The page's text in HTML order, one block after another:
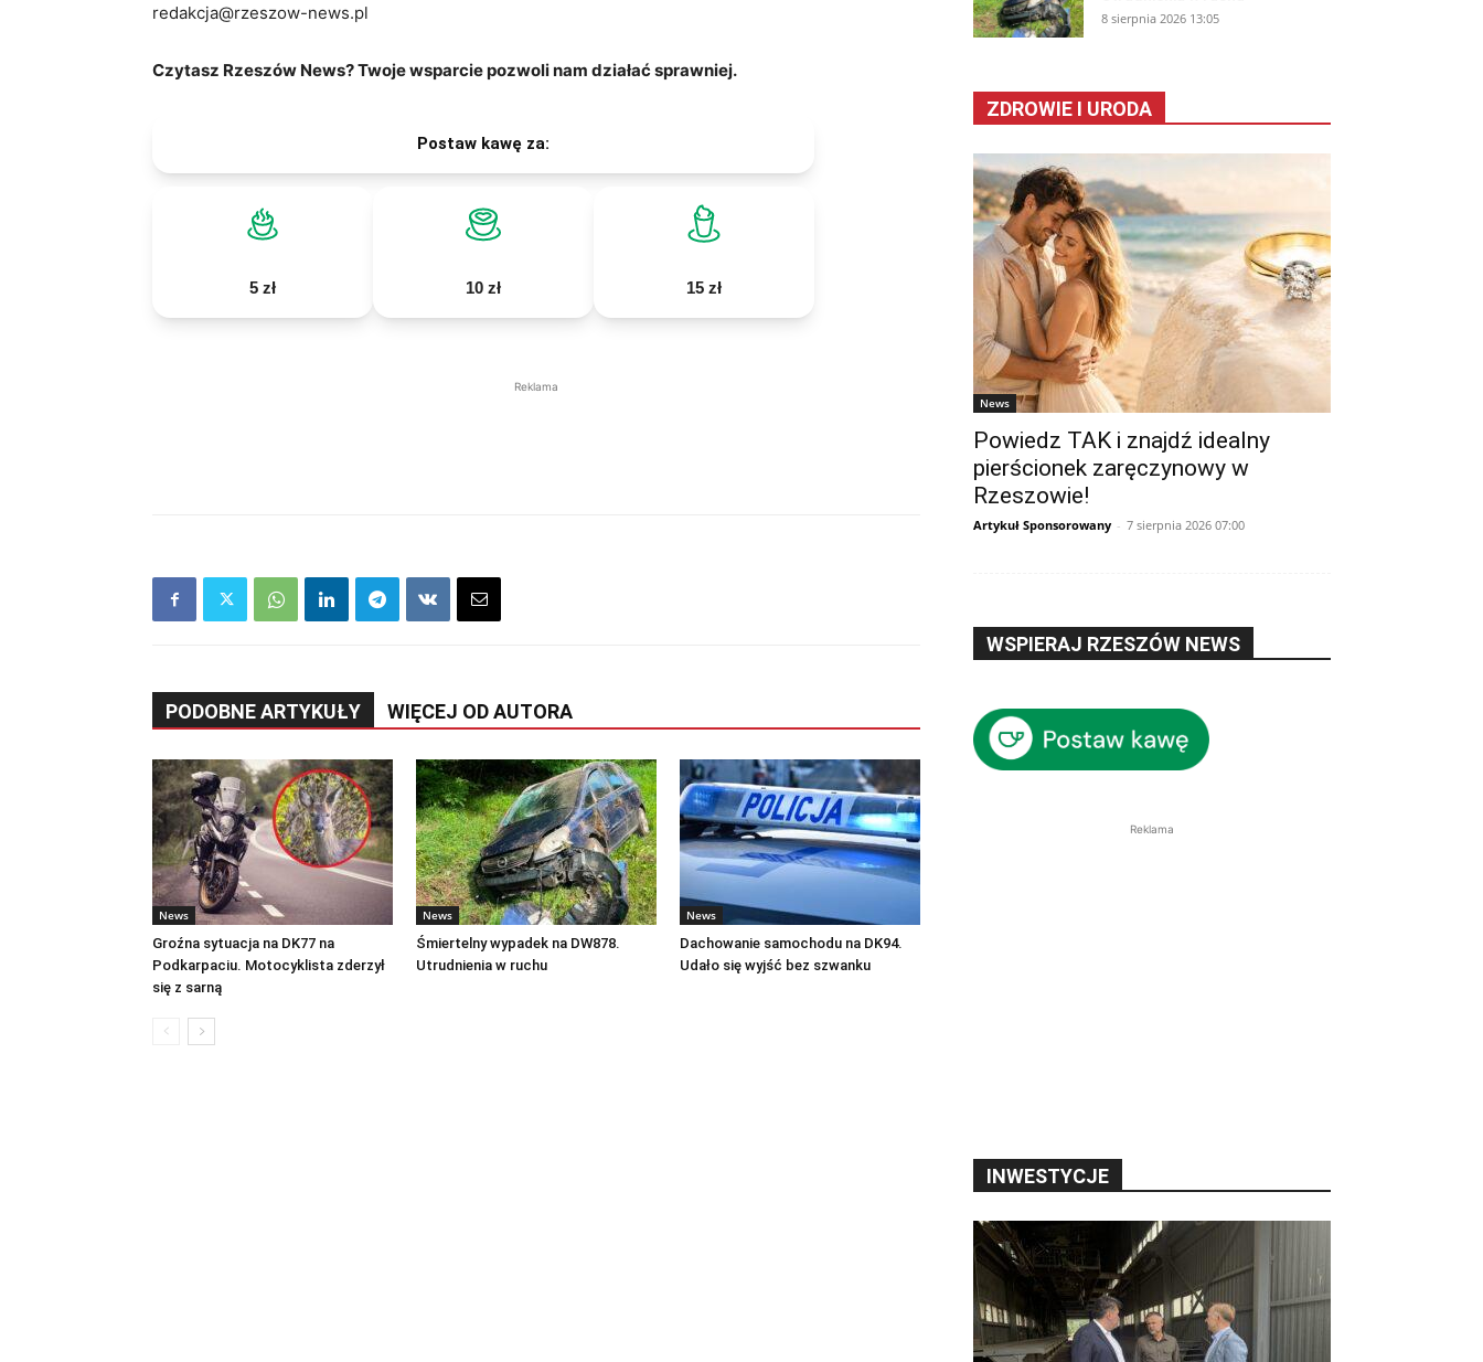
redakcja@rzeszow-news.pl
Czytasz Rzeszów News? Twoje wsparcie pozwoli nam działać sprawniej.
Postaw kawę za:
5 zł 10 zł 15 zł
Reklama
PODOBNE ARTYKUŁY WIĘCEJ OD AUTORA
News
Groźna sytuacja na DK77 na
Podkarpaciu. Motocyklista zderzył
się z sarną
News
Śmiertelny wypadek na DW878.
Utrudnienia w ruchu
News
Dachowanie samochodu na DK94.
Udało się wyjść bez szwanku
8 sierpnia 2026 13:05
ZDROWIE I URODA
News
Powiedz TAK i znajdź idealny
pierścionek zaręczynowy w
Rzeszowie!
Artykuł Sponsorowany - 7 sierpnia 2026 07:00
WSPIERAJ RZESZÓW NEWS
Reklama
INWESTYCJE